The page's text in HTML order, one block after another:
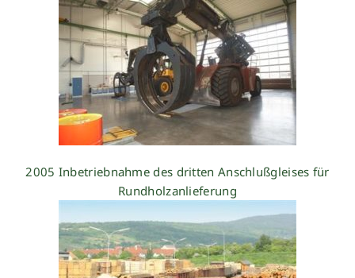
2005 Inbetriebnahme des dritten Anschlußgleises für
Rundholzanlieferung